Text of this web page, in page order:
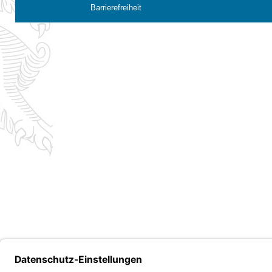
Barrierefreiheit